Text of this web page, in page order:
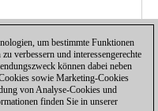
um bestimmte Funktionen
verbessern und interessengerechte
können dabei neben
sowie Marketing-Cookies
von Analyse-Cookies und
finden Sie in unserer